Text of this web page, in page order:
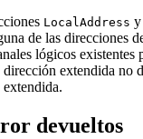
LocalAddress y
de las direcciones
lógicos existentes
extendida no
devueltos